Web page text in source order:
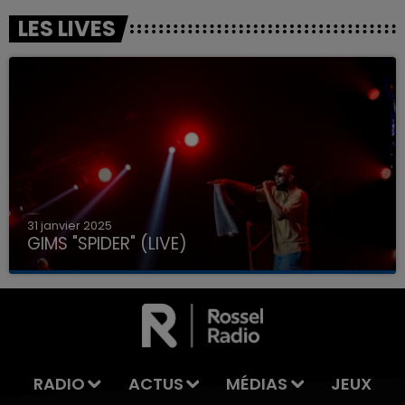
LES LIVES
31 janvier 2025
GIMS "SPIDER" (LIVE)
RADIO ACTUS MÉDIAS JEUX